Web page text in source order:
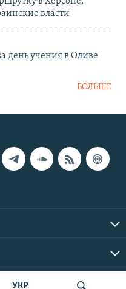
УКР
власти
день учения в Оливе
БОЛЬШЕ
2026 | Все права защищены.